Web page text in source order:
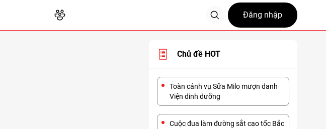
Đăng nhập
Chủ đề HOT
Toàn cảnh vụ Sữa Milo mượn danh
Viện dinh dưỡng
Cuộc đua làm đường sắt cao tốc Bắc